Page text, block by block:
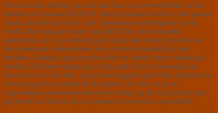
Så kom solen endelig, og som man kan se på coverbilledet, så har
kokken på Aamanns REPLIK virkelig indtænkt foråret i den grønne
forret, som åbnede ballet i den Teatermenu undertegnede havde
bestilt. Min ledsager havde valgt REPLIKs mere klassiske
teatermenu, så vi var dækket godt ind på alle fronter, men det var
den smukkeste forårsbebuder af en forret der landede på min
tallerken. Radiser, agurk og frisk dild var stablet som en høstak på
marken, lidt bløde rødløg og et frisk pust af revet citronskal var
drysset ud over det hele, og når man kiggede godt efter, dukkede en
cremet rygeost op blandt alt det grønne. For det var jo en
rygeostsalat som tjeneren havde lovet mig, og det var præcis hvad
jeg havde set frem til. En let sommer ret, serveret i en solstråle.